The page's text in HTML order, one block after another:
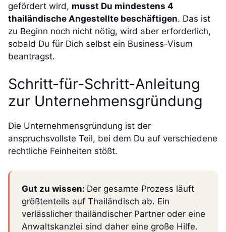
gefördert wird, musst Du mindestens 4
thailändische Angestellte beschäftigen. Das ist
zu Beginn noch nicht nötig, wird aber erforderlich,
sobald Du für Dich selbst ein Business-Visum
beantragst.
Schritt-für-Schritt-Anleitung
zur Unternehmensgründung
Die Unternehmensgründung ist der
anspruchsvollste Teil, bei dem Du auf verschiedene
rechtliche Feinheiten stößt.
Gut zu wissen: Der gesamte Prozess läuft
größtenteils auf Thailändisch ab. Ein
verlässlicher thailändischer Partner oder eine
Anwaltskanzlei sind daher eine große Hilfe.